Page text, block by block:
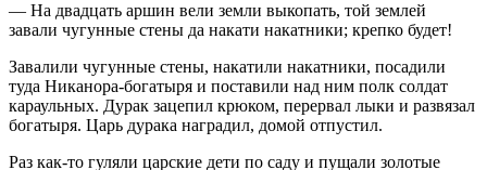
— На двадцать аршин вели земли выкопать, той землей
завали чугунные стены да накати накатники; крепко будет!
Завалили чугунные стены, накатили накатники, посадили
туда Никанора-богатыря и поставили над ним полк солдат
караульных. Дурак зацепил крюком, перервал лыки и развязал
богатыря. Царь дурака наградил, домой отпустил.
Раз как-то гуляли царские дети по саду и пущали золотые